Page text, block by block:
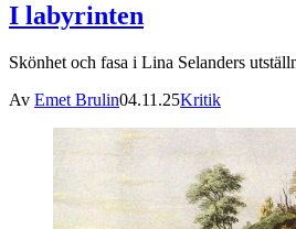
I labyrinten
Skönhet och fasa i Lina Selanders
Av Emet Brulin04.11.25Kritik